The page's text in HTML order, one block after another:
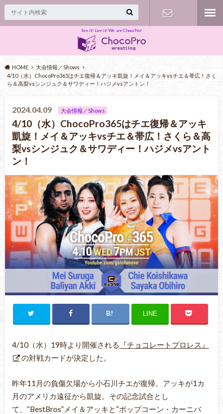
See it! Live it! We are ChocoPro!
HOME
大会情報／Shows
4/10（水）ChocoPro365はチエ復帰＆アッキ凱旋！メイ＆アッキvsチエ＆帯広！さく
ら＆高梨vsシンジュク＆サワディー！ハジメvsアントン！
2024.04.09 大会情報／Shows
4/10（水）ChocoPro365はチエ復帰＆アッキ
凱旋！メイ＆アッキvsチエ＆帯広！さくら＆高
梨vsシンジュク＆サワディー！ハジメvsアント
ン！
LINE
4/10（水）19時より開催される 『チョコレートプロレス』
の対戦カードが決定した。
昨年11月の負傷欠場から小石川チエが復帰。アッキが1カ
月のアメリカ遠征から凱旋。その記念試合とし
て、“BestBros”メイ＆アッキと“ポップコーン・カーニバ